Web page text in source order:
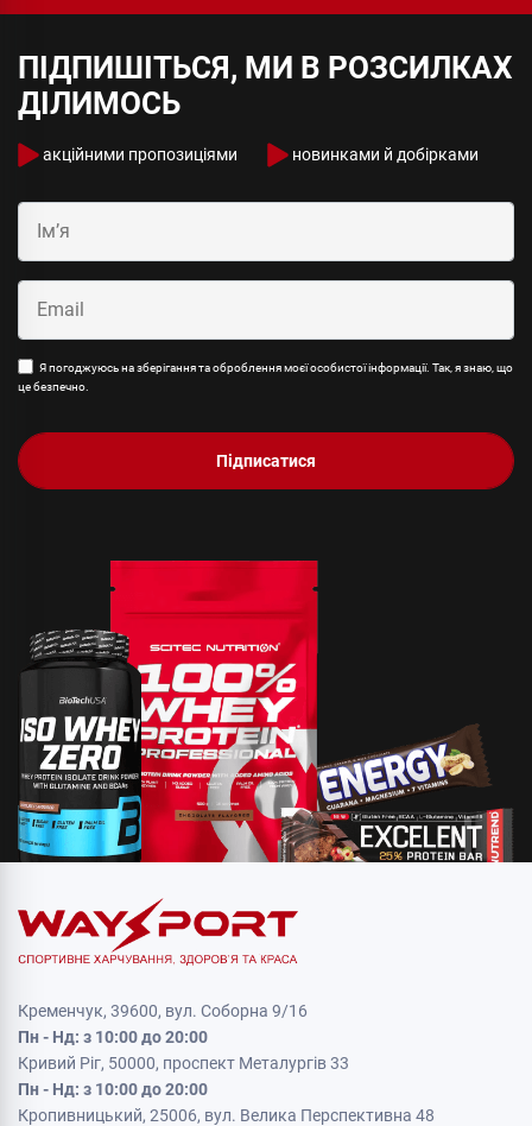
ПІДПИШІТЬСЯ, МИ В РОЗСИЛКАХ
ДІЛИМОСЬ
акційними пропозиціями новинками й добірками
Я погоджуюсь на зберігання та оброблення моєї особистої інформації. Так, я знаю, що
це безпечно.
Підписатися
Кременчук, 39600, вул. Соборна 9/16
Пн - Нд: з 10:00 до 20:00
Кривий Ріг, 50000, проспект Металургів 33
Пн - Нд: з 10:00 до 20:00
Кропивницький, 25006, вул. Велика Перспективна 48